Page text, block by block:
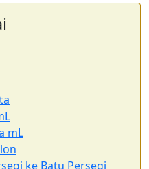
mL
ke Batu Persegi